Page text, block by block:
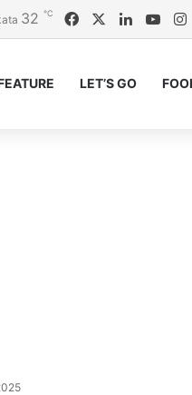
32 ℃ FacebookLinkedIn
LET’S GO